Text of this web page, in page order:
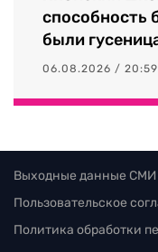
способность
были
06.08.2026 / 20:59
Выходные данные СМИ
Пользовательское
Политика обработки